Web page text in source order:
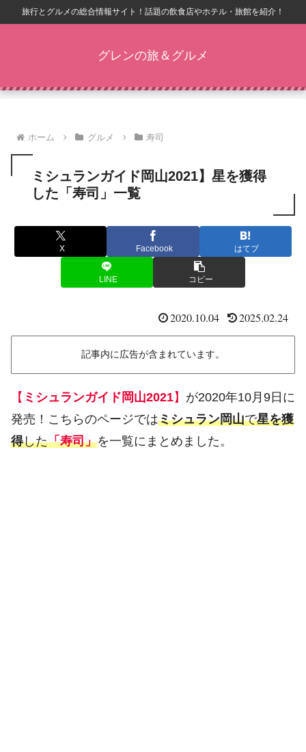
旅行とグルメの総合情報サイト！話題の飲食店やホテル・旅館を紹介！
グレンの旅＆グルメ
ホーム グルメ 寿司
ミシュランガイド岡山2021】星を獲得
した「寿司」一覧
X Facebook はてブ
LINE コピー
2020.10.04 2025.02.24
記事内に広告が含まれています。
【 ミシュランガイド岡山2021】 が2020年10月9日に
発売！こちらのページではミシュラン岡山で星を獲
得した「寿司」を一覧にまとめました。